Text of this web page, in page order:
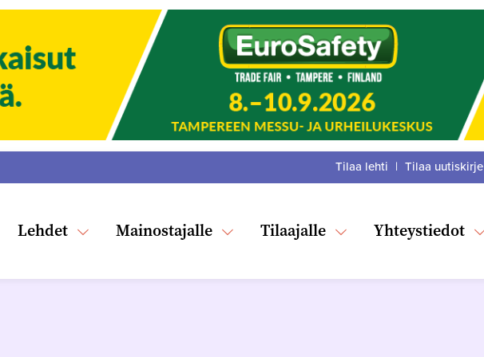
Lehdet Mainostajalle Tilaajalle Yhteystiedot
Tilaa lehti | Tilaa uutiskirje
:Facebook
Twitter